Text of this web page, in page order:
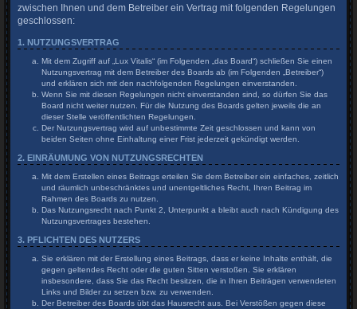
zwischen Ihnen und dem Betreiber ein Vertrag mit folgenden Regelungen
geschlossen:
1. NUTZUNGSVERTRAG
Mit dem Zugriff auf „Lux Vitalis“ (im Folgenden „das Board“) schließen Sie einen
Nutzungsvertrag mit dem Betreiber des Boards ab (im Folgenden „Betreiber“)
und erklären sich mit den nachfolgenden Regelungen einverstanden.
Wenn Sie mit diesen Regelungen nicht einverstanden sind, so dürfen Sie das
Board nicht weiter nutzen. Für die Nutzung des Boards gelten jeweils die an
dieser Stelle veröffentlichten Regelungen.
Der Nutzungsvertrag wird auf unbestimmte Zeit geschlossen und kann von
beiden Seiten ohne Einhaltung einer Frist jederzeit gekündigt werden.
2. EINRÄUMUNG VON NUTZUNGSRECHTEN
Mit dem Erstellen eines Beitrags erteilen Sie dem Betreiber ein einfaches, zeitlich
und räumlich unbeschränktes und unentgeltliches Recht, Ihren Beitrag im
Rahmen des Boards zu nutzen.
Das Nutzungsrecht nach Punkt 2, Unterpunkt a bleibt auch nach Kündigung des
Nutzungsvertrages bestehen.
3. PFLICHTEN DES NUTZERS
Sie erklären mit der Erstellung eines Beitrags, dass er keine Inhalte enthält, die
gegen geltendes Recht oder die guten Sitten verstoßen. Sie erklären
insbesondere, dass Sie das Recht besitzen, die in Ihren Beiträgen verwendeten
Links und Bilder zu setzen bzw. zu verwenden.
Der Betreiber des Boards übt das Hausrecht aus. Bei Verstößen gegen diese